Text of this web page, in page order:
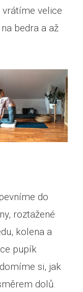
vrátíme velice
bedra a až
do
roztažené
kolena a
pupík
si, jak
dolů.